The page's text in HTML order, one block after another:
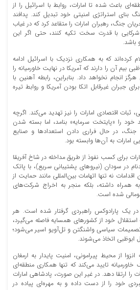
باعث شده تا امارات، روابط با اسرائیل را از
بنای استراتژی امنیتی خود تبدیل کند. پدافند
جنگ، رهبران امارات را متقاعد کرد که در غیاب
با قدرت سخت تکیه کنند، حتی اگر این
باشد.
کرده‌اند که به همکاری نزدیک با اسرائیل ادامه
بیم آن را دارند که آمریکا در نهایت خاورمیانه را
انجام نخواهد داد. بنابراین، رابطه آهنین با
جبران غیرقابل اتکا بودن آمریکا و روابط تیره
ثبات اقتصادی امارات را نیز تهدید می‌کند. اگرچه
را «پایتخت سرمایه» بنامد، اما بسته شدن
جنگ، در حال فراری دادن استعدادها و صنایع
امارات به آن‌ها وابسته بود.
برای کسب نفوذ از طریق مداخله در شاخ آفریقا
در سودان (نیروهای پشتیبانی سریع)، با پاتک
نه تنها اتهامات بین‌المللی مانند حمایت از
همراه داشته، بلکه منجر به اخراج شرکت‌های
سومالی شده است.
در یک پارادوکس راهبردی گرفتار شده است. هر
استقلال خود از کشورهای همسایه فاصله می‌گیرد،
سیاسی واشنگتن و تل‌آویو اسیر می‌شود؛
ابوظبی اتخاذ می‌شوند.
از محیط پیرامونی، امنیت پایدار به ارمغان
خاورمیانه تایید می‌کند که تنها همکاری منطقه‌ای
را ارتقا دهد. در غیر این صورت، پادشاهی امارات
خود را از دست داده و به مهره‌ای پیاده در